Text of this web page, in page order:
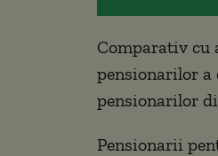
Comparativ cu
pensionarilor a
pensionarilor
Pensionarii